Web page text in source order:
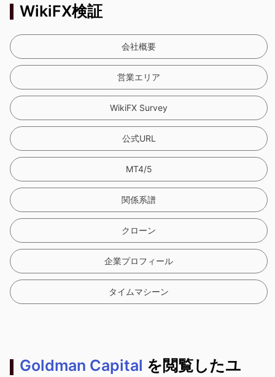
WikiFX検証
会社概要
営業エリア
WikiFX Survey
公式URL
MT4/5
関係系譜
クローン
企業プロフィール
タイムマシーン
Goldman Capital を閲覧したユ